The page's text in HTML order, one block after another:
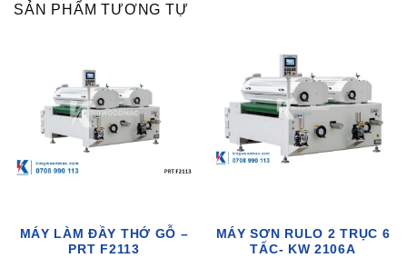
SẢN PHẨM TƯƠNG TỰ
MÁY LÀM ĐẦY THỚ GỖ –
PRT F2113
MÁY SƠN RULO 2 TRỤC 6
TẤC- KW 2106A